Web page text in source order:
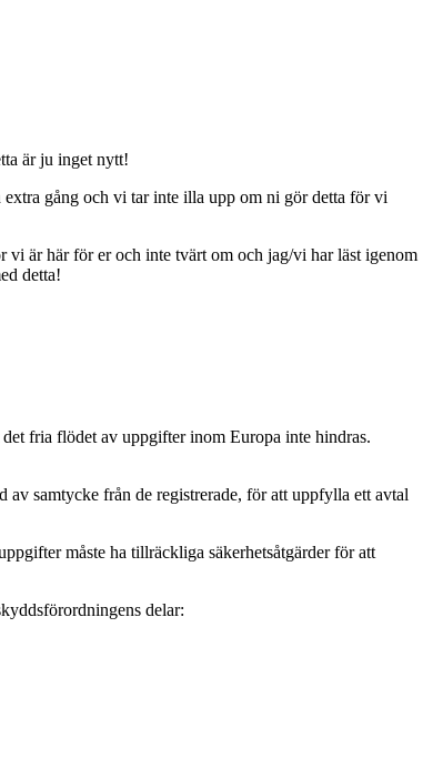
är ju inget nytt!
gång och vi tar inte illa upp om ni gör detta för vi
vi är här för er och inte tvärt om och jag/vi har läst igenom
detta!
fria flödet av uppgifter inom Europa inte hindras.
samtycke från de registrerade, för att uppfylla ett avtal
måste ha tillräckliga säkerhetsåtgärder för att
delar: